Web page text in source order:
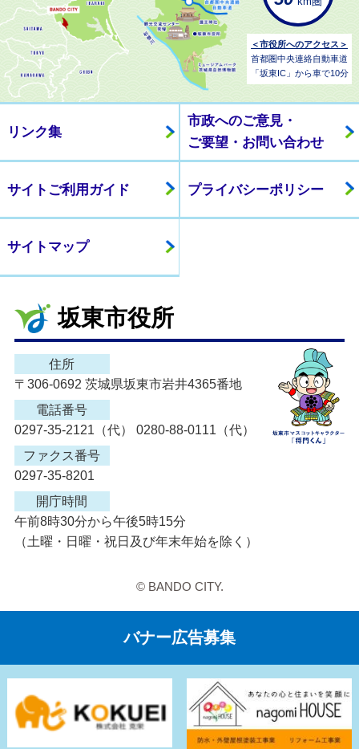
＜市役所へのアクセス＞
首都圏中央連絡自動車道
「坂東IC」から車で10分
リンク集
市政へのご意見・
ご要望・お問い合わせ
サイトご利用ガイド プライバシーポリシー
サイトマップ
坂東市役所
住所
〒306-0692 茨城県坂東市岩井4365番地
電話番号
0297-35-2121（代） 0280-88-0111（代）
ファクス番号
0297-35-8201
開庁時間
午前8時30分から午後5時15分
（土曜・日曜・祝日及び年末年始を除く）
© BANDO CITY.
バナー広告募集